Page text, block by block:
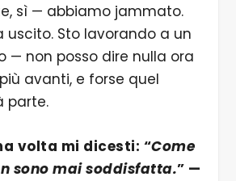
sì — abbiamo jammato.
uscito. Sto lavorando a un
— non posso dire nulla ora
avanti, e forse quel
parte.
volta mi dicesti: “Come
sono mai soddisfatta.” —